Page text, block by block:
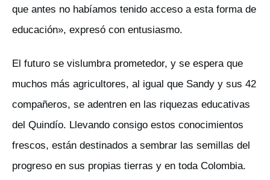
que antes no habíamos tenido acceso a esta forma de
educación», expresó con entusiasmo.
El futuro se vislumbra prometedor, y se espera que
muchos más agricultores, al igual que Sandy y sus 42
compañeros, se adentren en las riquezas educativas
del Quindío. Llevando consigo estos conocimientos
frescos, están destinados a sembrar las semillas del
progreso en sus propias tierras y en toda Colombia.